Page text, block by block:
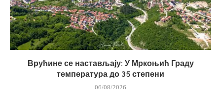
Врућине се настављају: У Мркоњић Граду
температура до 35 степени
06/08/2026